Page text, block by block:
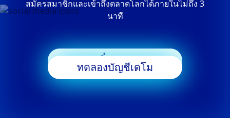
สมัครสมาชิกและเข้าถึงตลาดโลกได้ภายในไม่ถึง 3
นาที
เริ่มเทรด
ทดลองบัญชีเดโม